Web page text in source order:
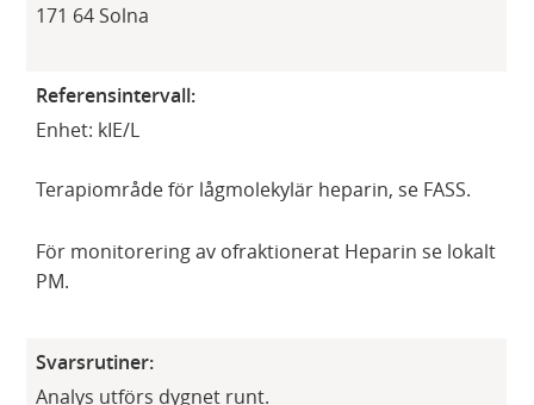
171 64 Solna
Referensintervall:
Enhet: kIE/L
Terapiområde för lågmolekylär heparin, se FASS.
För monitorering av ofraktionerat Heparin se lokalt
PM.
Svarsrutiner:
Analys utförs dygnet runt.